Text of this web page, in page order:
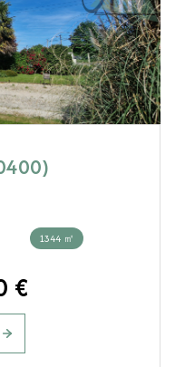
1344 ㎡
€